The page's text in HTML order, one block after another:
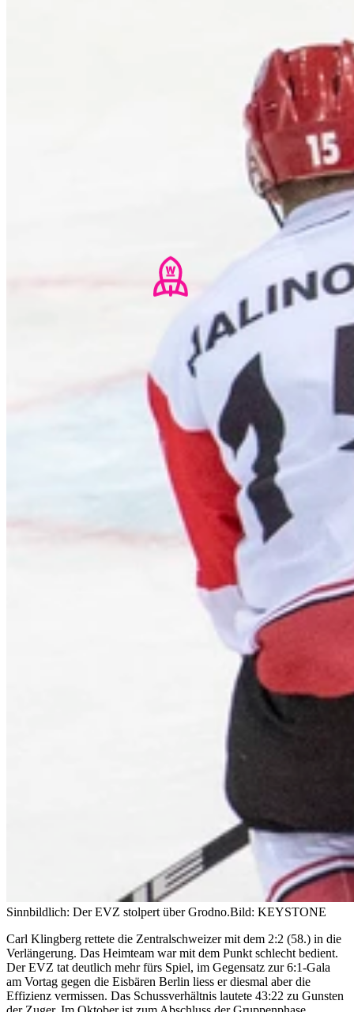
Sinnbildlich: Der EVZ stolpert über Grodno.Bild: KEYSTONE
Carl Klingberg rettete die Zentralschweizer mit dem 2:2 (58.) in die
Verlängerung. Das Heimteam war mit dem Punkt schlecht bedient.
Der EVZ tat deutlich mehr fürs Spiel, im Gegensatz zur 6:1-Gala
am Vortag gegen die Eisbären Berlin liess er diesmal aber die
Effizienz vermissen. Das Schussverhältnis lautete 43:22 zu Gunsten